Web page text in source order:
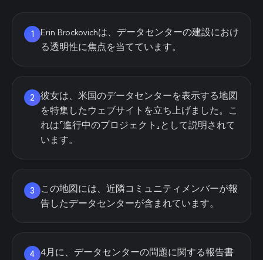
1
Erin Brockovichは、データセンターの建設におけ
る透明性に焦点を当てています。
2
彼女は、米国のデータセンターを表示する地図
を特集したウェブサイトを立ち上げました。こ
れは「進行中のプロジェクト」として説明されて
います。
3
この地図には、近隣コミュニティメンバーが報
告したデータセンターが含まれています。
4
4月に、データセンターの問題に関する報告書